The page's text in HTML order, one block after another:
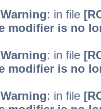
: in file
modifier is no
: in file
modifier is no
: in file